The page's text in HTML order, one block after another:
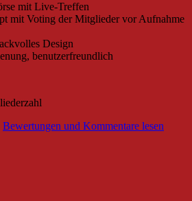
mit Live-Treffen
mit Voting der Mitglieder vor Aufnahme
Design
benutzerfreundlich
Bewertungen und Kommentare lesen